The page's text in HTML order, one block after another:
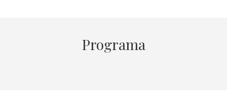
Programa